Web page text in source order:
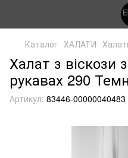
Каталог ХАЛАТИ
Халат з
рукавах 290
Артикул: 83446-00000040483